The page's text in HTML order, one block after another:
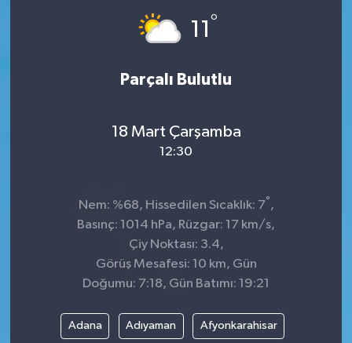
11 °
Parçalı Bulutlu
18 Mart Çarşamba
12:30
Nem: %68, Hissedilen Sıcaklık: 7° ,
Basınç: 1014 hPa, Rüzgar: 17 km/s,
Çiy Noktası: 3.4,
Görüş Mesafesi: 10 km, Gün
Doğumu: 7:18, Gün Batımı: 19:21
Adana Adıyaman Afyonkarahisar
Sağlık
Son Dakika
Spor